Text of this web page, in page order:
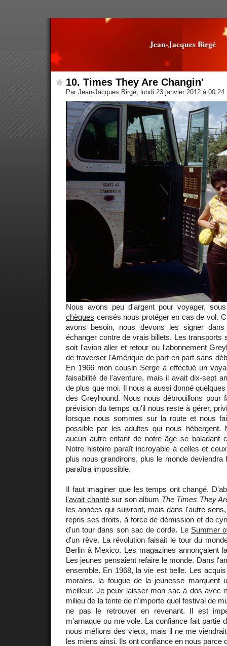
Jean-Jacques Birgé
10. Times They Are Changin'
Par Jean-Jacques Birgé, lundi 23 janvier 2012 à 00:24
Nous avons peu d'argent pour voyager,
chèques censés nous protéger en cas de vol.
avons besoin, nous devons les signer
échanger contre de vrais billets. Les transports
soit l'avion aller et retour ou l'abonnement
de traverser l'Amérique de part en part sans
En 1966 mon cousin Serge a effectué un
faisabilité de l'aventure, mais il avait dix-sept
de plus que moi. Il nous a aussi donné
des Greyhound. Nous nous débrouillons pour
prévision du temps qu'il nous reste à gérer,
lorsque nous sommes sur la route et nous
possible par les adultes qui nous hébergent.
aucun autre enfant de notre âge se baladant
Notre histoire paraît incroyable à celles et
plus nous grandirons, plus le monde deviendra
paraîtra impossible.
Il faut imaginer que les temps ont changé.
l'avait chantésur son album The Times They
les années qui suivront, mais dans l'autre
repris ses droits, à force de démission et de
d'un tour dans son sac de corde. Le Summer
d'un rêve. La révolution faisait le tour du
Berlin à Mexico. Les magazines annonçaient
Les jeunes pensaient refaire le monde. Dans
ensemble. En 1968, la vie est belle. Les
morales, la fougue de la jeunesse marquent
meilleur. Je peux laisser mon sac à dos avec
milieu de la tente de n'importe quel festival de
ne pas le retrouver en revenant. Il est
m'arnaque ou me vole. La confiance fait partie
nous méfions des vieux, mais il ne me
les miens ainsi. Ils ont confiance en nous parce